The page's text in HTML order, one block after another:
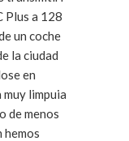
Plus a 128
un coche
la ciudad
en
muy limpuia
de menos